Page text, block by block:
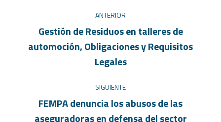
ANTERIOR
Gestión de Residuos en talleres de
automoción, Obligaciones y Requisitos
Legales
SIGUIENTE
FEMPA denuncia los abusos de las
aseguradoras en defensa del sector